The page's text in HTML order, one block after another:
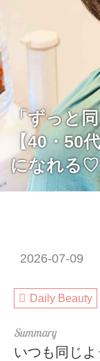
「ずっと
【40・50
になれる♡
2026-07-09
Daily Beauty
いつも同じ